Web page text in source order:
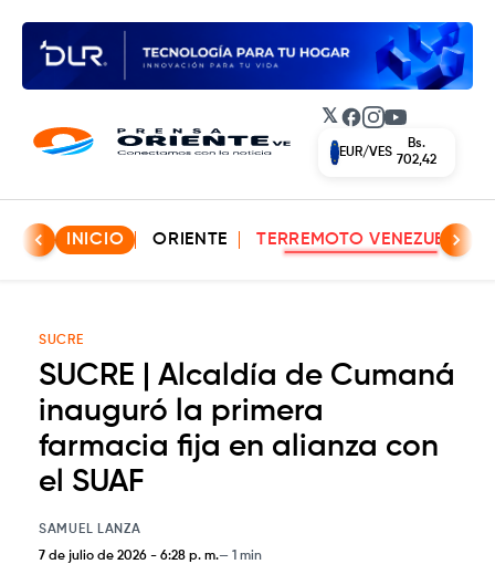
𝕏 Facebook
Instagram
YouTube
USD/VES
Bs.
612,43
INICIO ORIENTE TERREMOTO VENEZUELA
SUCRE
SUCRE | Alcaldía de Cumaná
inauguró la primera
farmacia fija en alianza con
el SUAF
SAMUEL LANZA
7 de julio de 2026 - 6:28 p. m. 1 min